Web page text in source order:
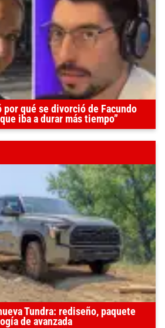
por qué se divorció de Facundo
iba a durar más tiempo”
Tundra: rediseño, paquete
de avanzada